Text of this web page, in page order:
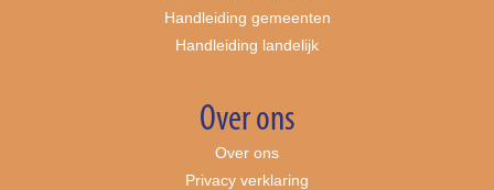
Handleiding gemeenten
Handleiding landelijk
Over ons
Over ons
Privacy verklaring